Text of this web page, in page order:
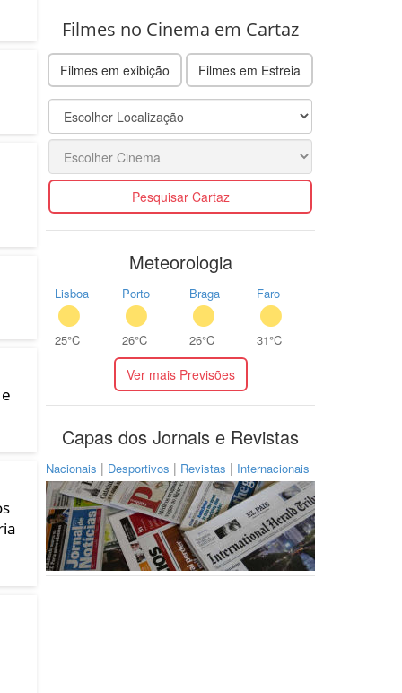
Filmes no Cinema em Cartaz
Filmes em exibição Filmes em Estreia
Pesquisar Cartaz
Meteorologia
Lisboa
25°C
Porto
26°C
Braga
26°C
Faro
31°C
Ver mais Previsões
Capas dos Jornais e Revistas
Nacionais | Desportivos | Revistas | Internacionais